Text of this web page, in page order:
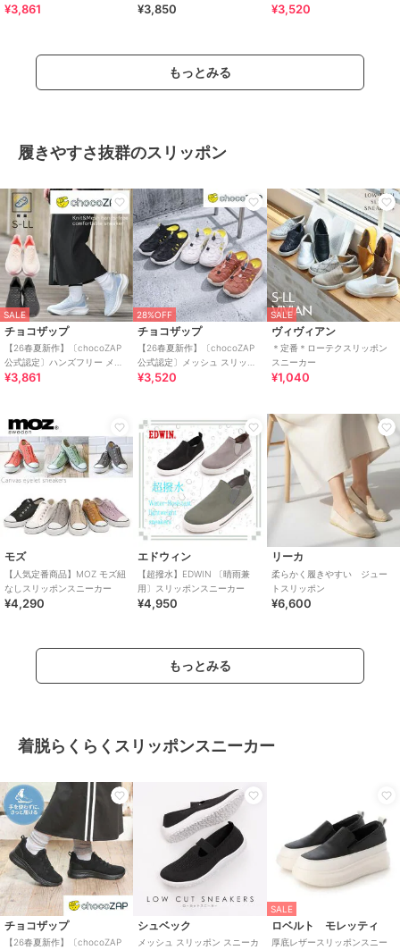
シュニット スリッポン
¥3,861 ¥3,850
ン スニーカーサンダル
¥3,520
もっとみる
履きやすさ抜群のスリッポン
SALE
チョコザップ
【26春夏新作】〔chocoZAP
公式認定〕ハンズフリー メッ
シュニット スリッポン
¥3,861
28%OFF
チョコザップ
【26春夏新作】〔chocoZAP
公式認定〕メッシュ スリッポ
ン スニーカーサンダル
¥3,520
SALE
ヴィヴィアン
＊定番＊ローテクスリッポン
スニーカー
¥1,040
モズ
【人気定番商品】MOZ モズ紐
なしスリッポンスニーカー
¥4,290
エドウィン
【超撥水】EDWIN 〔晴雨兼
用〕スリッポンスニーカー
¥4,950
リーカ
柔らかく履きやすい ジュー
トスリッポン
¥6,600
もっとみる
着脱らくらくスリッポンスニーカー
チョコザップ
【26春夏新作】〔chocoZAP
シュベック
メッシュ スリッポン スニーカ
SALE
ロベルト モレッティ
厚底レザースリッポンスニー